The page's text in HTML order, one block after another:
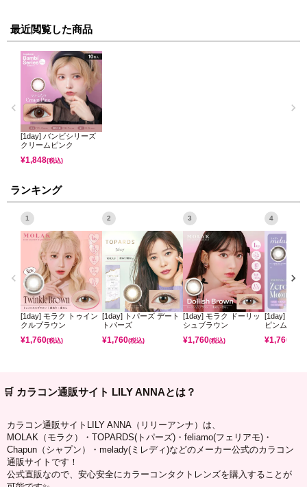
最近閲覧した商品
[1day] バンビシリーズ
クリームピンク
¥1,848(税込)
ランキング
1
[1day] モラク トゥイン
クルブラウン
¥1,760(税込)
2
[1day] トパーズ デート
トパーズ
¥1,760(税込)
3
[1day] モラク ドーリッ
シュブラウン
¥1,760(税込)
4
[1day] ミレ
ピンムーン
¥1,760
🛒 カラコン通販サイト LILY ANNAとは？
カラコン通販サイトLILY ANNA（リリーアンナ）は、
MOLAK（モラク）・TOPARDS(トパーズ)・feliamo(フェリアモ)・
Chapun（シャプン）・melady(ミレディ)などのメーカー公式のカラコン
通販サイトです！
公式直販なので、安心安全にカラーコンタクトレンズを購入することが